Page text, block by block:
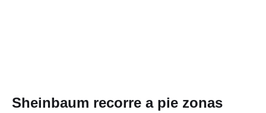
Sheinbaum recorre a pie zonas